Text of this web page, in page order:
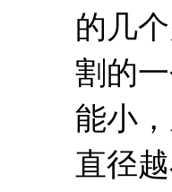
的几
割的
能小
直径